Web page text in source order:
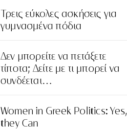
Τρεις εύκολες ασκήσεις για
γυμνασμένα πόδια
Δεν μπορείτε να πετάξετε
τίποτα; Δείτε με τι μπορεί να
συνδέεται…
Women in Greek Politics: Yes,
they Can